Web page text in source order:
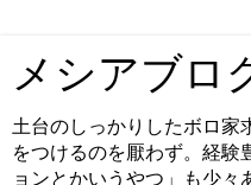
メシアブロ
土台のしっかりしたボロ家
をつけるのを厭わず。経験
ョンとかいうやつ」も少々